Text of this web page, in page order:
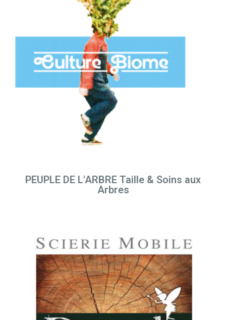
PEUPLE DE L'ARBRE Taille & Soins aux
Arbres